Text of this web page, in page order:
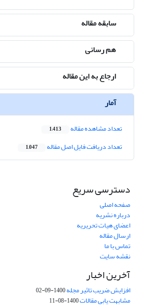
سابقه مقاله
هم رسانی
ارجاع به این مقاله
آمار
تعداد مشاهده مقاله 1,413
تعداد دریافت فایل اصل مقاله 1,047
دسترسی سریع
صفحه اصلی
درباره نشریه
اعضای هیات تحریریه
ارسال مقاله
تماس با ما
نقشه سایت
آخرین اخبار
افزایش ضریب تاثیر مجله1400-09-02
مشابهت یابی مقالات1400-08-11